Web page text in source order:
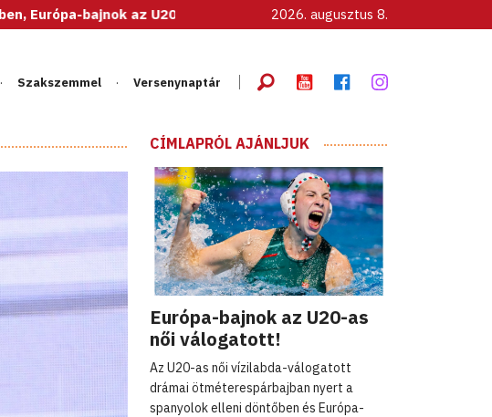
bajnok az U20-as női válogatott! 2026. augusztus 8.
Szakszemmel Versenynaptár
CÍMLAPRÓL AJÁNLJUK
Európa-bajnok az U20-as
női válogatott!
Az U20-as női vízilabda-válogatott
drámai ötméterespárbajban nyert a
spanyolok elleni döntőben és Európa-